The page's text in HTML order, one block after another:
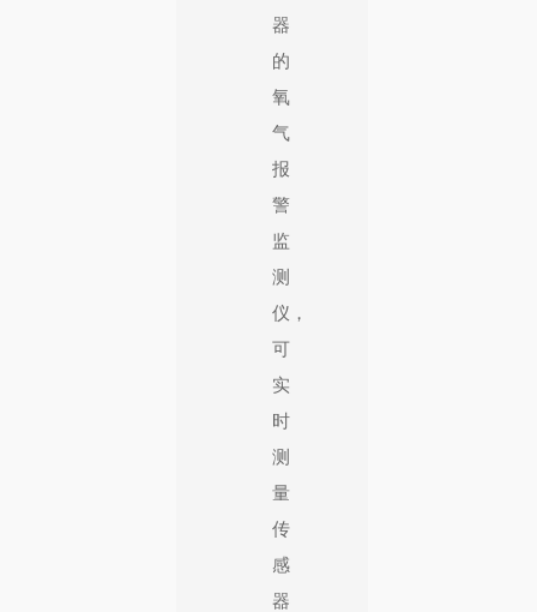
器
的
氧
气
报
警
监
测
仪，
可
实
时
测
量
传
感
器